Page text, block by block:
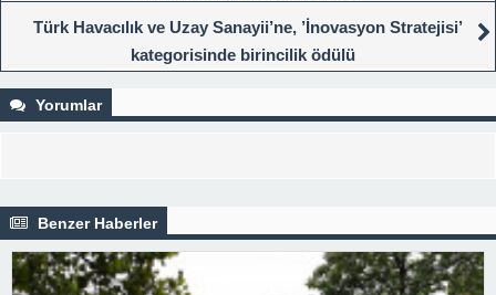
Türk Havacılık ve Uzay Sanayii’ne, ’İnovasyon Stratejisi’
kategorisinde birincilik ödülü
Yorumlar
Benzer Haberler